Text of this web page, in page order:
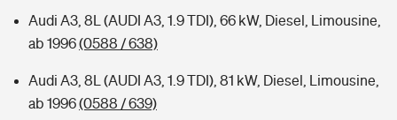
Sie haben Fragen?
Zur Übersicht
Tools
Audi A3, 8L (AUDI A3, 1.9 TDI), 66 kW, Diesel, Limousine,
ab 1996(0588 / 638)
Audi A3, 8L (AUDI A3, 1.9 TDI), 81 kW, Diesel, Limousine,
ab 1996(0588 / 639)